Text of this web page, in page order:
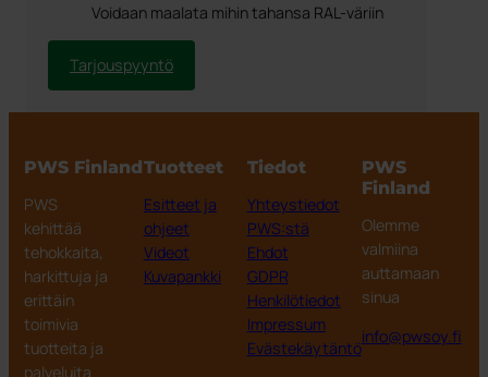
Voidaan maalata mihin tahansa RAL-väriin
Tarjouspyyntö
PWS Finland
PWS
kehittää
tehokkaita,
harkittuja ja
erittäin
toimivia
tuotteita ja
palveluita
Tuotteet
Esitteet ja
ohjeet
Videot
Kuvapankki
Tiedot
Yhteystiedot
PWS:stä
Ehdot
GDPR
Henkilötiedot
Impressum
Evästekäytäntö
PWS
Finland
Olemme
valmiina
auttamaan
sinua
info@pwsoy.fi